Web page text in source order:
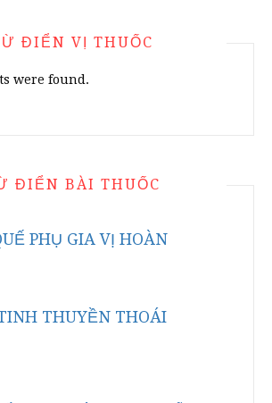
ĐIỂN VỊ THUỐC
were found.
ĐIỂN BÀI THUỐC
PHỤ GIA VỊ HOÀN
THUYỀN THOÁI